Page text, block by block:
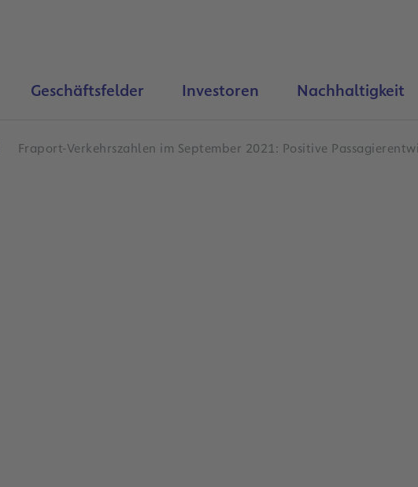
Geschäftsfelder Investoren Nachhaltigkeit
Fraport-Verkehrszahlen im September 2021: Positive